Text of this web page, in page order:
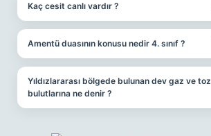
Kaç cesit canlı vardır ?
Amentü duasının konusu nedir 4. sınıf ?
Yıldızlararası bölgede bulunan dev gaz ve toz
bulutlarına ne denir ?